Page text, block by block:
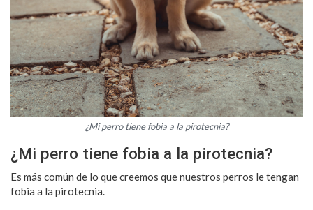
¿Mi perro tiene fobia a la pirotecnia?
¿Mi perro tiene fobia a la pirotecnia?
Es más común de lo que creemos que nuestros perros le tengan
fobia a la pirotecnia.